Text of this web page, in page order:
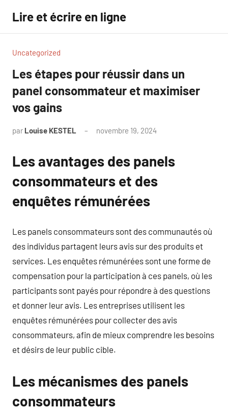
contenu
Lire et écrire en ligne
Uncategorized
Les étapes pour réussir dans un
panel consommateur et maximiser
vos gains
par Louise KESTEL novembre 19, 2024
Les avantages des panels
consommateurs et des
enquêtes rémunérées
Les panels consommateurs sont des communautés où
des individus partagent leurs avis sur des produits et
services. Les enquêtes rémunérées sont une forme de
compensation pour la participation à ces panels, où les
participants sont payés pour répondre à des questions
et donner leur avis. Les entreprises utilisent les
enquêtes rémunérées pour collecter des avis
consommateurs, afin de mieux comprendre les besoins
et désirs de leur public cible.
Les mécanismes des panels
consommateurs